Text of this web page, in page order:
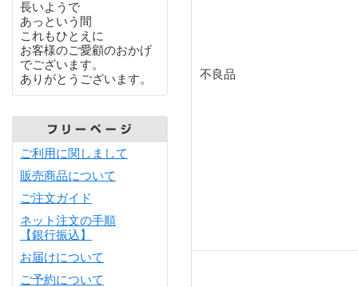
長いようで
あっという間
これもひとえに
お客様のご愛顧のおかげ
でございます。
ありがとうございます。
ご利用に関しまして
販売商品について
ご注文ガイド
ネット注文の手順
【銀行振込】
お届けについて
ご予約について
不良品